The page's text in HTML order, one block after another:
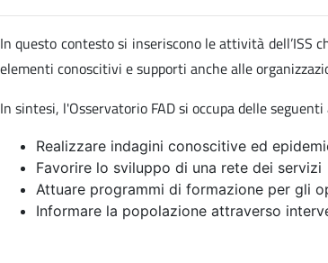
In questo contesto si inseriscono le attività
elementi conoscitivi e supporti anche alle
In sintesi, l'Osservatorio FAD si occupa delle
Realizzare indagini conoscitive ed
Favorire lo sviluppo di una rete dei servizi
Attuare programmi di formazione per gli
Informare la popolazione attraverso